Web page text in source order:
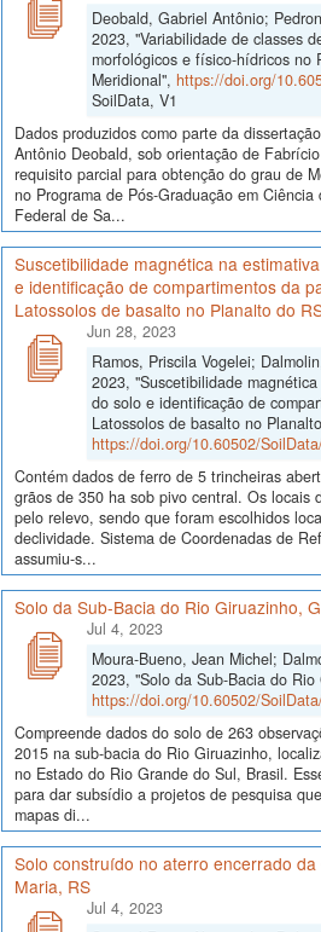
Deobald, Gabriel Antônio;
2023, "Variabilidade de classes
morfológicos e físico-hídricos no
Meridional", https://doi.org/
SoilData, V1
Dados produzidos como parte da
Antônio Deobald, sob orientação de
requisito parcial para obtenção do grau de
no Programa de Pós-Graduação em
Federal de Sa...
Suscetibilidade magnética na
e identificação de compartimentos da
Latossolos de basalto no Planalto do
Jun 28, 2023
Ramos, Priscila Vogelei;
2023, "Suscetibilidade
do solo e identificação de
Latossolos de basalto no
https://doi.org/10.60502/
Contém dados de ferro de 5 trincheiras
grãos de 350 ha sob pivo central. Os locais
pelo relevo, sendo que foram escolhidos
declividade. Sistema de Coordenadas de
assumiu-s...
Solo da Sub-Bacia do Rio Giruazinho,
Jul 4, 2023
Moura-Bueno, Jean Michel;
2023, "Solo da Sub-Bacia do
https://doi.org/10.60502/
Compreende dados do solo de 263
2015 na sub-bacia do Rio Giruazinho,
no Estado do Rio Grande do Sul, Brasil.
para dar subsídio a projetos de pesquisa
mapas di...
Solo construído no aterro encerrado
Maria, RS
Jul 4, 2023